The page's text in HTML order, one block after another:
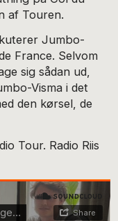
af Touren.
Jumbo-
France. Selvom
sig sådan ud,
Visma i det
den kørsel, de
Tour. Radio Riis